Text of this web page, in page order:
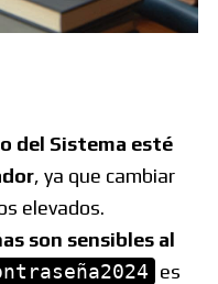
del Sistema esté
, ya que cambiar
elevados.
son sensibles al
es